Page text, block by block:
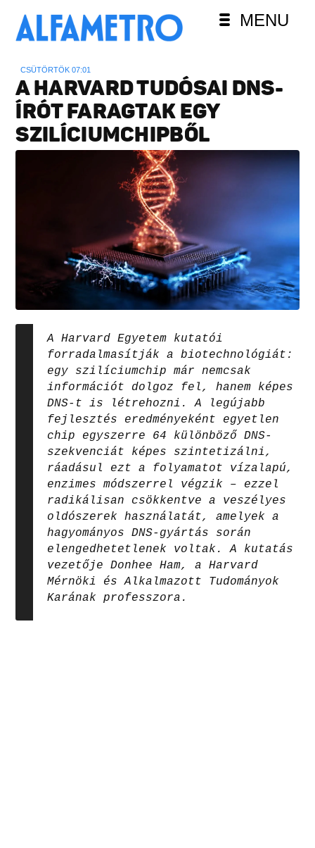
MENU
CSÜTÖRTÖK 07:01
A HARVARD TUDÓSAI DNS-
ÍRÓT FARAGTAK EGY
SZILÍCIUMCHIPBŐL
A Harvard Egyetem kutatói
forradalmasítják a biotechnológiát:
egy szilíciumchip már nemcsak
információt dolgoz fel, hanem képes
DNS-t is létrehozni. A legújabb
fejlesztés eredményeként egyetlen
chip egyszerre 64 különböző DNS-
szekvenciát képes szintetizálni,
ráadásul ezt a folyamatot vízalapú,
enzimes módszerrel végzik – ezzel
radikálisan csökkentve a veszélyes
oldószerek használatát, amelyek a
hagyományos DNS-gyártás során
elengedhetetlenek voltak. A kutatás
vezetője Donhee Ham, a Harvard
Mérnöki és Alkalmazott Tudományok
Karának professzora.